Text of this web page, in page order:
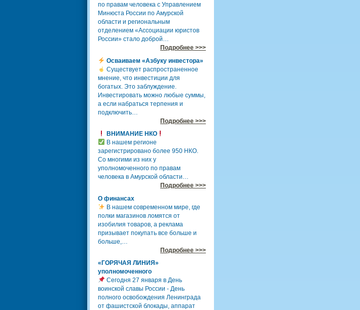
по правам человека с Управлением
Минюста России по Амурской
области и региональным
отделением «Ассоциации юристов
России» стало доброй…
Подробнее >>>
Осваиваем «Азбуку инвестора»
Существует распространенное
мнение, что инвестиции для
богатых. Это заблуждение.
Инвестировать можно любые суммы,
а если набраться терпения и
подключить…
Подробнее >>>
ВНИМАНИЕ НКО
В нашем регионе
зарегистрировано более 950 НКО.
Со многими из них у
уполномоченного по правам
человека в Амурской области…
Подробнее >>>
О финансах
В нашем современном мире, где
полки магазинов ломятся от
изобилия товаров, а реклама
призывает покупать все больше и
больше,…
Подробнее >>>
«ГОРЯЧАЯ ЛИНИЯ»
уполномоченного
Сегодня 27 января в День
воинской славы России - День
полного освобождения Ленинграда
от фашистской блокады, аппарат